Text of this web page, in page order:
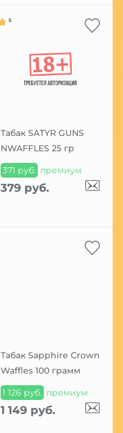
5
Табак SATYR GUNS
NWAFFLES 25 гр
371 руб. премиум
379 руб.
Табак Sapphire Crown
Waffles 100 грамм
1 126 руб. премиум
1 149 руб.